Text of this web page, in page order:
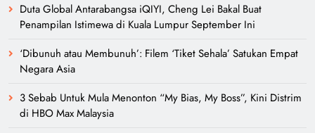
Duta Global Antarabangsa iQIYI, Cheng Lei Bakal Buat
Penampilan Istimewa di Kuala Lumpur September Ini
‘Dibunuh atau Membunuh’: Filem ‘Tiket Sehala’ Satukan Empat
Negara Asia
3 Sebab Untuk Mula Menonton “My Bias, My Boss”, Kini Distrim
di HBO Max Malaysia